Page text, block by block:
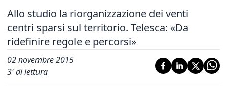
Allo studio la riorganizzazione dei venti
centri sparsi sul territorio. Telesca: «Da
ridefinire regole e percorsi»
02 novembre 2015
3' di lettura